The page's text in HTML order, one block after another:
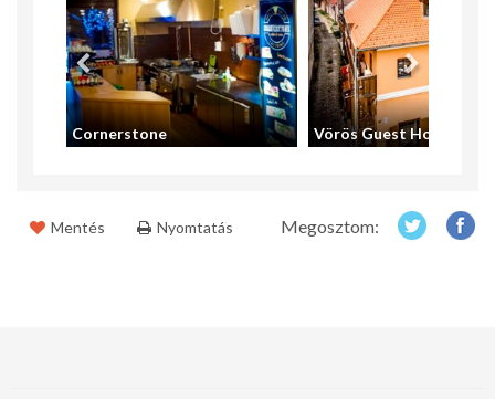
Cornerstone Vörös Guest House
Mentés Nyomtatás Megosztom: